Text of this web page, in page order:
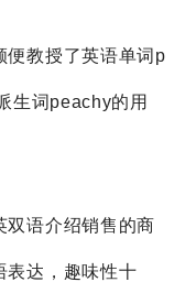
便教授了英语单词p
生词peachy的用
双语介绍销售的商
表达，趣味性十